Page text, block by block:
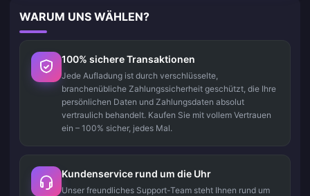
WARUM UNS WÄHLEN?
100% sichere Transaktionen
Jede Aufladung ist durch verschlüsselte,
branchenübliche Zahlungssicherheit geschützt, die Ihre
persönlichen Daten und Zahlungsdaten absolut
vertraulich behandelt. Kaufen Sie mit vollem Vertrauen
ein – 100% sicher, jedes Mal.
Kundenservice rund um die Uhr
Unser freundliches Support-Team steht Ihnen rund um